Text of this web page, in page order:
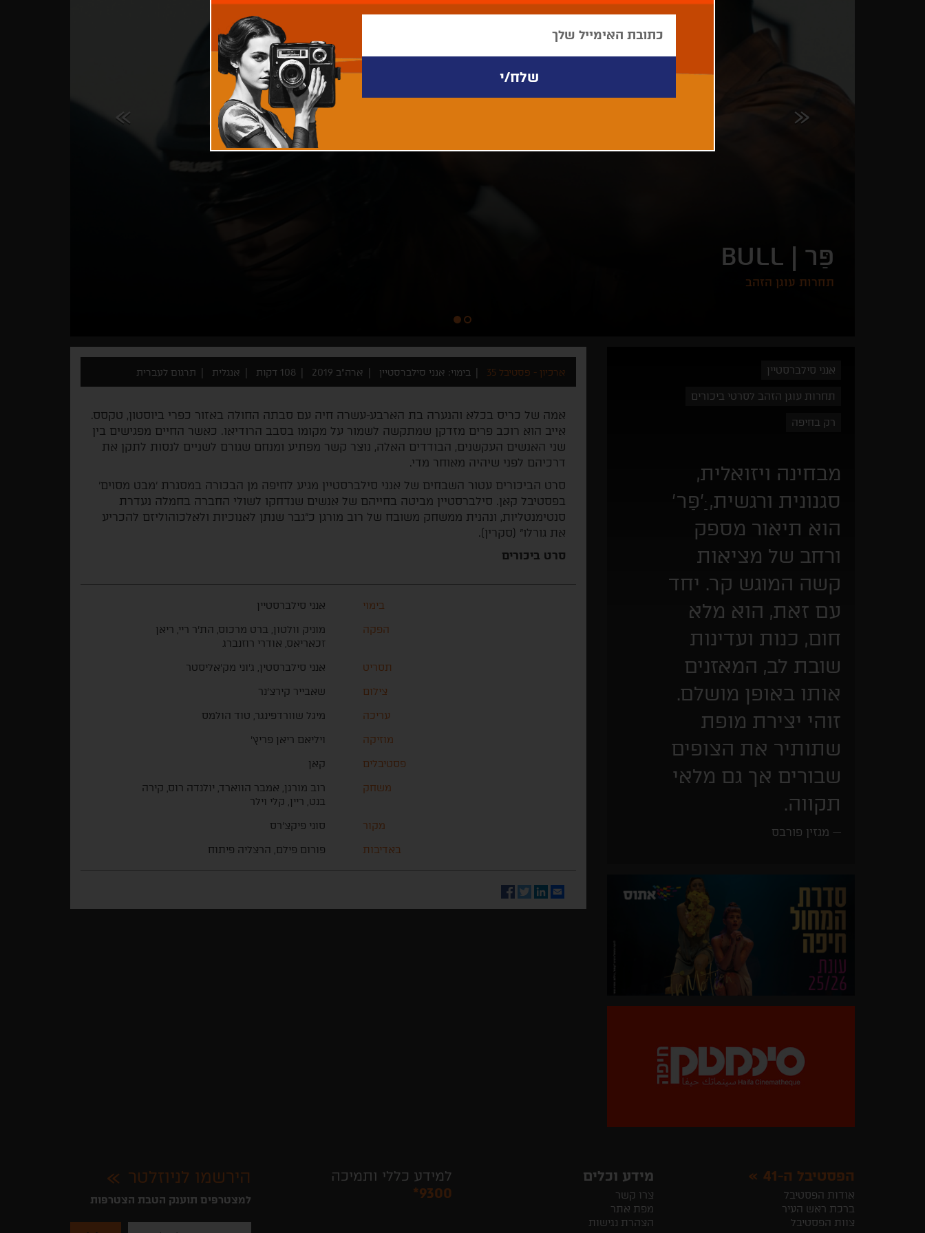
פַּר | BULL
תחרות עוגן הזהב
אנני סילברסטיין
תחרות עוגן הזהב לסרטי ביכורים
רק בחיפה
מבחינה ויזואלית,
סגנונית ורגשית, 'ַּפַּר'
הוא תיאור מספק
ורחב של מציאות
קשה המוגש קר. יחד
עם זאת, הוא מלא
חום, כנות ועדינות
שובת לב, המאזנים
אותו באופן מושלם.
זוהי יצירת מופת
שתותיר את הצופים
שבורים אך גם מלאי
תקווה.
מגזין פורבס
ארכיון - פסטיבל 35 בימוי: אנני סילברסטיין ארה"ב 2019 108 דקות אנגלית תרגום לעברית
אמה של כריס בכלא והנערה בת הארבע-עשרה חיה עם סבתה החולה באזור כפרי ביוסטון, טקסס.
אייב הוא רוכב פרים מזדקן שמתקשה לשמור על מקומו בסבב הרודיאו. כאשר החיים מפגישים בין
שני האנשים העקשנים, הבודדים האלה, נוצר קשר מפתיע ומנחם שגורם לשניים לנסות לתקן את
דרכיהם לפני שיהיה מאוחר מדי.
סרט הביכורים עטור השבחים של אנני סילברסטיין מגיע לחיפה מן הבכורה במסגרת 'מבט מסוים'
בפסטיבל קאן. סילברסטיין מביטה בחייהם של אנשים שנדחקו לשולי החברה בחמלה נעדרת
סנטימנטליות, ונהנית ממשחק משובח של רוב מורגן כ"גבר שנתן לאנוכיות ולאלכוהוליזם להכריע
את גורלו" (סקרין).
סרט ביכורים
בימוי
אנני סילברסטיין
הפקה
מוניק וולטון, ברט מרכוס, הת'ר ריי, ריאן
זכאריאס, אודרי רוזנברג
תסריט
אנני סילברסטין, ג'וני מק'אליסטר
צילום
שאבייר קירצ'נר
עריכה
מיגל שוורדפינגר, טוד הולמס
מוזיקה
ויליאם ריאן פריץ'
פסטיבלים
קאן
משחק
רוב מורגן, אמבר הווארד, יולנדה רוס, קירה
בנט, ריין, קלי וילר
מקור
סוני פיקצ'רס
באדיבות
פורום פילם, הרצליה פיתוח
Email
LinkedIn
Twitter
Facebook
הפסטיבל ה-41
אודות הפסטיבל
ברכת ראש העיר
צוות הפסטיבל
מידע וכלים
צרו קשר
מפת אתר
הצהרת נגישות
למידע כללי ותמיכה
*9300
הירשמו לניוזלטר
למצטרפים תוענק הטבת הצטרפות